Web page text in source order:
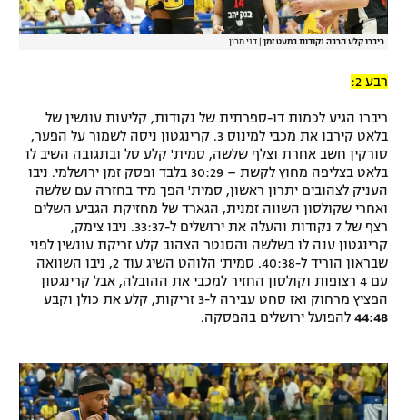
ריברו קלע הרבה נקודות במעט זמן דני מרון
רבע 2:
ריברו הגיע לכמות דו-ספרתית של נקודות, קליעות עונשין של
בלאט קירבו את מכבי למינוס 3. קרינגטון ניסה לשמור על הפער,
סורקין חשב אחרת וצלף שלשה, סמית' קלע סל ובתגובה השיב לו
בלאט בצליפה מחוץ לקשת – 30:29 בלבד ופסק זמן ירושלמי. ניבו
העניק לצהובים יתרון ראשון, סמית' הפך מיד בחזרה עם שלשה
ואחרי שקולסון השווה זמנית, הגארד של מחזיקת הגביע השלים
רצף של 7 נקודות והעלה את ירושלים ל-33:37. ניבו צימק,
קרינגטון ענה לו בשלשה והסנטר הצהוב קלע זריקת עונשין לפני
שבראון הוריד ל-40:38. סמית' הלוהט השיג עוד 2, ניבו השוואה
עם 4 רצופות וקולסון החזיר למכבי את ההובלה, אבל קרינגטון
הפציץ מרחוק ואז סחט עבירה ל-3 זריקות, קלע את כולן וקבע
44:48 להפועל ירושלים בהפסקה.